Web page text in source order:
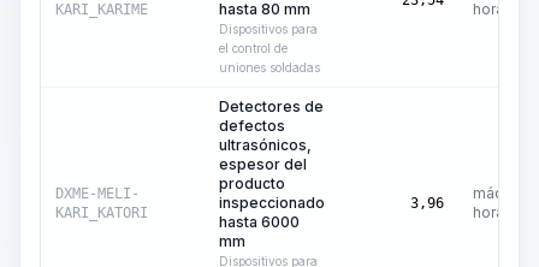
KARI_KARIME
hasta 80 mm
Dispositivos para
el control de
uniones soldadas
hora
DXME-MELI-
KARI_KATORI
Detectores de
defectos
ultrasónicos,
espesor del
producto
inspeccionado
hasta 6000
mm
Dispositivos para
3,96
máquina-
hora